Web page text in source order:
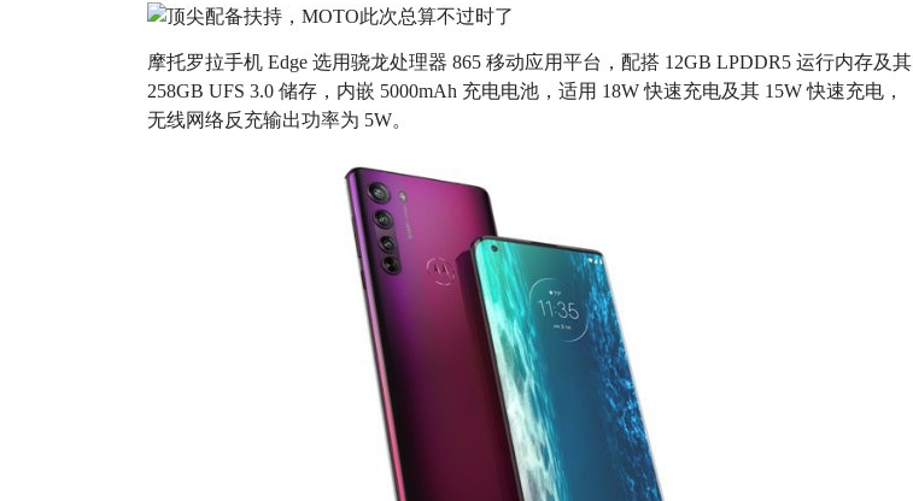
摩托罗拉手机 Edge 选用骁龙处理器 865 移动应用平台，配搭 12GB LPDDR5 运行内存及其
258GB UFS 3.0 储存，内嵌 5000mAh 充电电池，适用 18W 快速充电及其 15W 快速充电，
无线网络反充输出功率为 5W。